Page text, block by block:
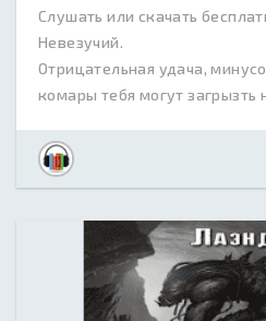
Слушать или скачать
Невезучий.
Отрицательная удача,
комары тебя могут загрызть